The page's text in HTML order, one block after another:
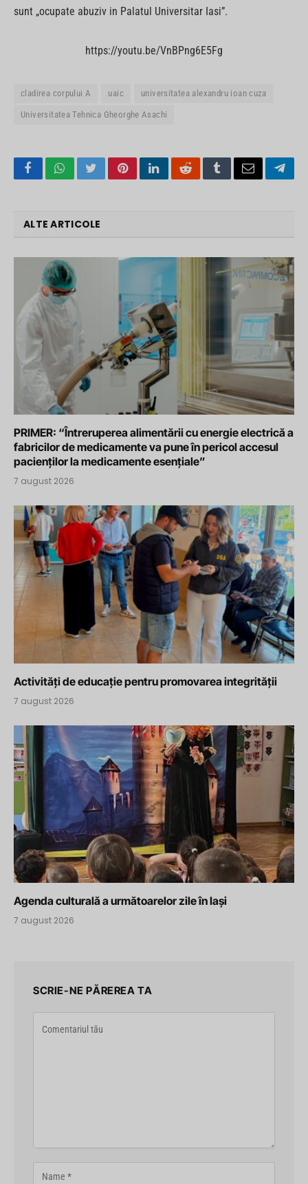
sunt „ocupate abuziv in Palatul Universitar Iasi”.
https://youtu.be/VnBPng6E5Fg
cladirea corpului A uaic universitatea alexandru ioan cuza
Universitatea Tehnica Gheorghe Asachi
FacebookWhatsApp
TwitterPinterestLinkedInRedditTumblrEmail
ALTE ARTICOLE
PRIMER: “Întreruperea alimentării cu energie electrică a
fabricilor de medicamente va pune în pericol accesul
pacienților la medicamente esențiale”
7 august 2026
Activități de educație pentru promovarea integrității
7 august 2026
Agenda culturală a următoarelor zile în Iași
7 august 2026
SCRIE-NE PĂREREA TA